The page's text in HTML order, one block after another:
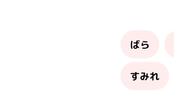
ばら
すみれ